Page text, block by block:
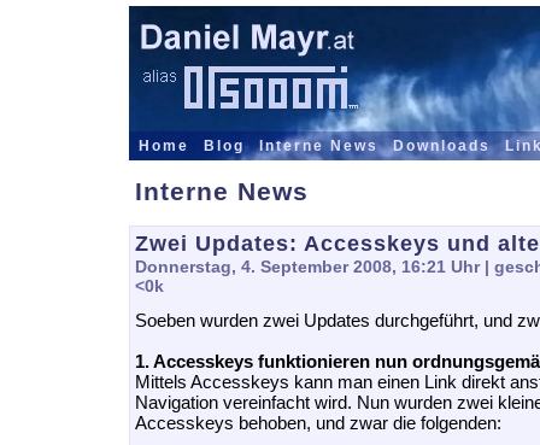
Home Blog Interne News Downloads
Interne News
Zwei Updates: Accesskeys und
Donnerstag, 4. September 2008, 16:21 Uhr|
<0k
Soeben wurden zwei Updates durchgeführt, und
1. Accesskeys funktionieren nun
Mittels Accesskeys kann man einen Link direkt
Navigation vereinfacht wird. Nun wurden zwei
Accesskeys behoben, und zwar die folgenden: